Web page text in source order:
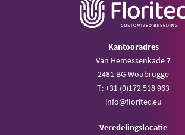
Kantooradres
Van Hemessenkade 7
2481 BG Woubrugge
T: +31 (0)172 518 963
info@floritec.eu
Veredelingslocatie